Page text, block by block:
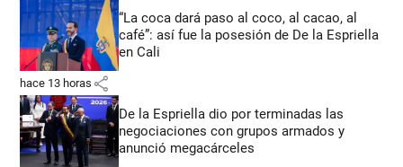
“La coca dará paso al coco, al cacao, al
café”: así fue la posesión de De la Espriella
en Cali
hace 13 horas share
De la Espriella dio por terminadas las
negociaciones con grupos armados y
anunció megacárceles